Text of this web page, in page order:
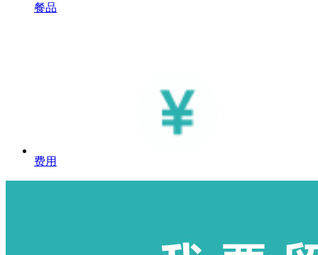
餐品
费用